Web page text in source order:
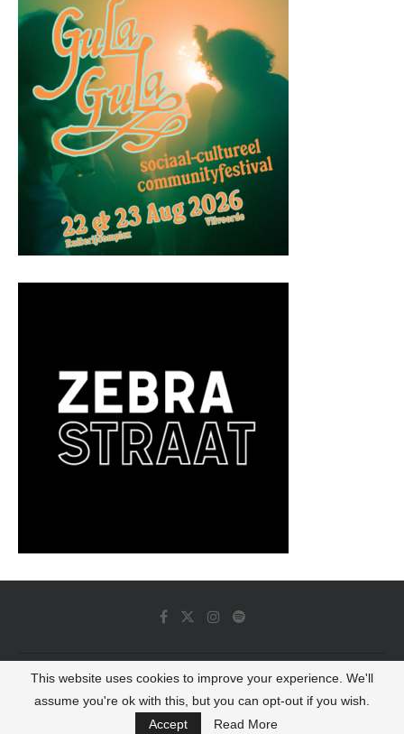
© 2022 - Luminous Dash All Rights Reserved
BACK TO TOP
This website uses cookies to improve your experience. We'll
assume you're ok with this, but you can opt-out if you wish.
Accept
Read More